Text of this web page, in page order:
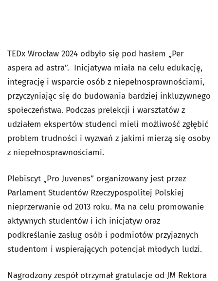
TEDx Wrocław 2024 odbyło się pod hasłem „Per
aspera ad astra”. Inicjatywa miała na celu edukację,
integrację i wsparcie osób z niepełnosprawnościami,
przyczyniając się do budowania bardziej inkluzywnego
społeczeństwa. Podczas prelekcji i warsztatów z
udziałem ekspertów studenci mieli możliwość zgłębić
problem trudności i wyzwań z jakimi mierzą się osoby
z niepełnosprawnościami.
Plebiscyt „Pro Juvenes” organizowany jest przez
Parlament Studentów Rzeczypospolitej Polskiej
nieprzerwanie od 2013 roku. Ma na celu promowanie
aktywnych studentów i ich inicjatyw oraz
podkreślanie zasług osób i podmiotów przyjaznych
studentom i wspierających potencjał młodych ludzi.
Nagrodzony zespół otrzymał gratulacje od JM Rektora